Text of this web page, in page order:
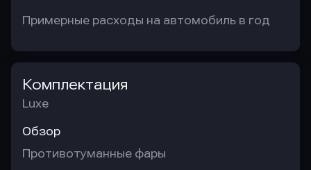
Примерные расходы на автомобиль в год
Комплектация
Luxe
Обзор
Противотуманные фары